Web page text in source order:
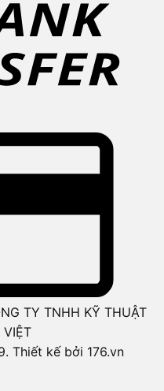
TY TNHH KỸ THUẬT
VIỆT
Thiết kế bởi 176.vn